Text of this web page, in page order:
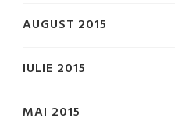
AUGUST 2015
IULIE 2015
MAI 2015